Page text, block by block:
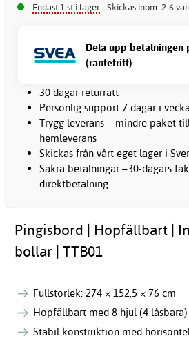
Endast 1 st i lager- Skickas inom: 2-6
Dela upp betalningen
(räntefritt)
30 dagar returrätt
Personlig support 7 dagar i
Trygg leverans – mindre paket
hemleverans
Skickas från vårt eget lager i
Säkra betalningar –30-dagars
direktbetalning
Pingisbord | Hopfällbart |
bollar | TTB01
Fullstorlek: 274 × 152,5 × 76 cm
Hopfällbart med 8 hjul (4 låsbara)
Stabil konstruktion med